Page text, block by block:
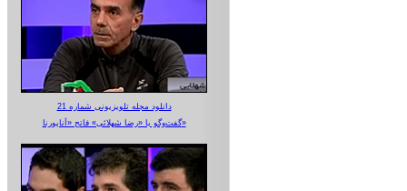
دانلود مجله تلویزیونی شماره 21
گفت‌وگو با «رضا شهلائی» فاتح «آناپورنا»